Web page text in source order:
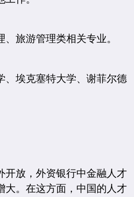
旅游管理类相关专业。
、埃克塞特大学、谢菲尔德
开放，外资银行中金融人才
大。在这方面，中国的人才